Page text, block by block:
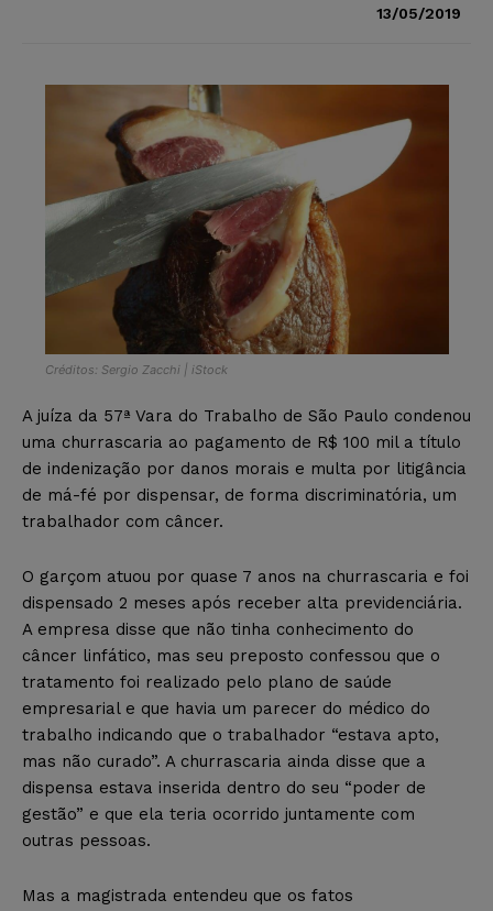
13/05/2019
Créditos: Sergio Zacchi | iStock
A juíza da 57ª Vara do Trabalho de São Paulo condenou
uma churrascaria ao pagamento de R$ 100 mil a título
de indenização por danos morais e multa por litigância
de má-fé por dispensar, de forma discriminatória, um
trabalhador com câncer.
O garçom atuou por quase 7 anos na churrascaria e foi
dispensado 2 meses após receber alta previdenciária.
A empresa disse que não tinha conhecimento do
câncer linfático, mas seu preposto confessou que o
tratamento foi realizado pelo plano de saúde
empresarial e que havia um parecer do médico do
trabalho indicando que o trabalhador “estava apto,
mas não curado”. A churrascaria ainda disse que a
dispensa estava inserida dentro do seu “poder de
gestão” e que ela teria ocorrido juntamente com
outras pessoas.
Mas a magistrada entendeu que os fatos